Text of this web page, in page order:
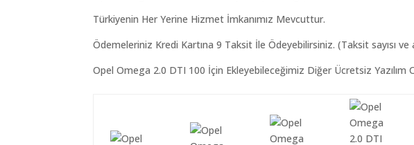
Türkiyenin Her Yerine Hizmet İmkanımız Mevcuttur.
Ödemeleriniz Kredi Kartına 9 Taksit İle Ödeyebilirsiniz. (Taksit sayısı
Opel Omega 2.0 DTI 100 İçin Ekleyebileceğimiz Diğer Ücretsiz Yazılım